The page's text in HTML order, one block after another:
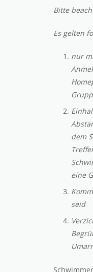
Bitte
Es gelten
nur
dem
eine
seid